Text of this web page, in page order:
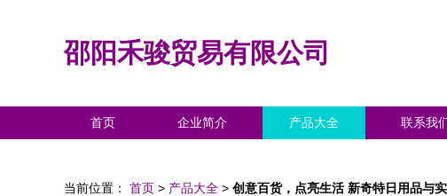
邵阳禾骏贸易有限公司
首页 企业简介 产品大全 联系我
当前位置： 首页 > 产品大全 > 创意百货，点亮生活 新奇特日用品与